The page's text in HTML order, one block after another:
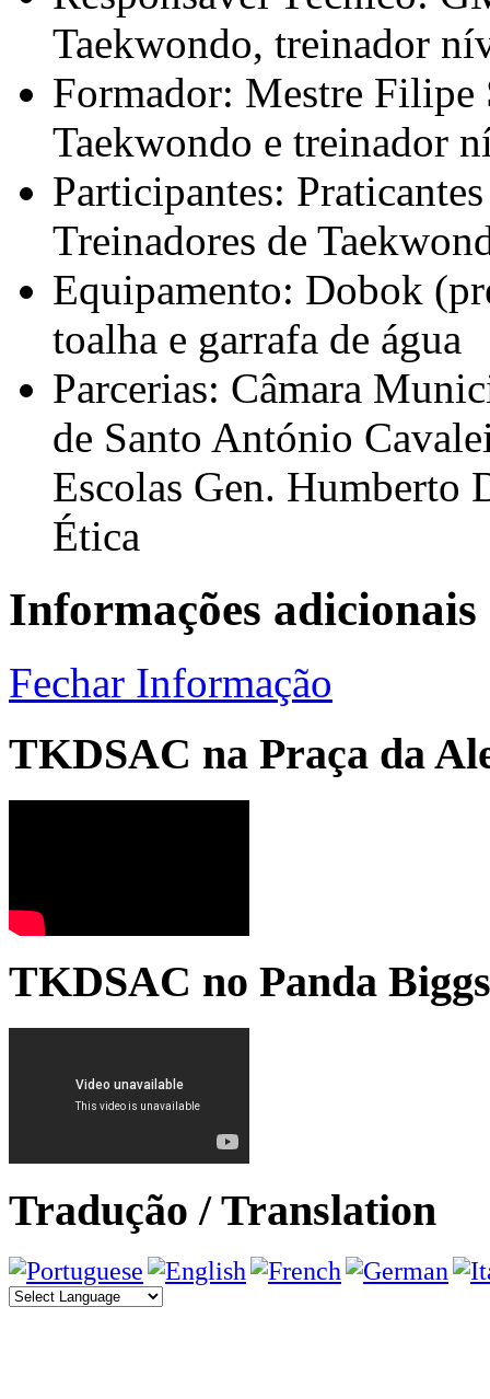
Taekwondo, treinador
Formador: Mestre Filipe
Taekwondo e treinador
Participantes:
Treinadores de
Equipamento: Dobok
toalha e garrafa de água
Parcerias: Câmara
de Santo António
Escolas Gen. Humberto
Ética
Informações adicionais
Fechar Informação
TKDSAC na Praça da
TKDSAC no Panda Biggs
Tradução / Translation